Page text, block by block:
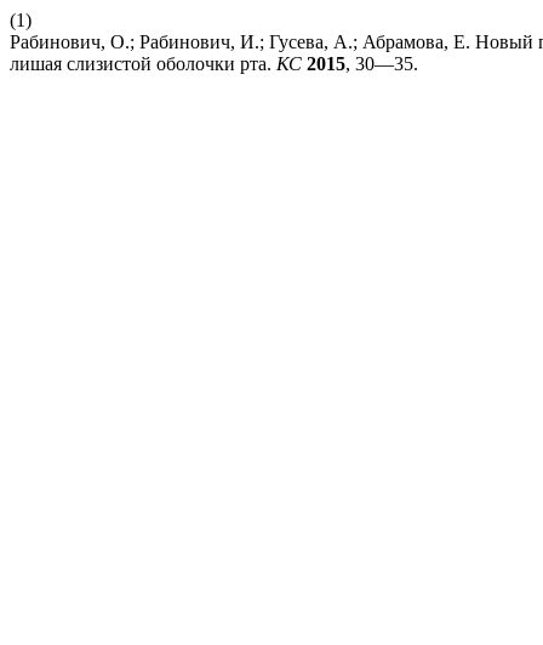
(1)
Рабинович, О.; Рабинович, И.; Гусева, А.; Абрамова, Е. Новый
лишая слизистой оболочки рта. КС 2015, 30—35.